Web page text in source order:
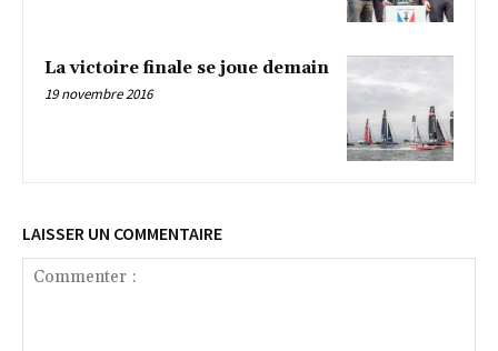
La victoire finale se joue demain
19 novembre 2016
LAISSER UN COMMENTAIRE